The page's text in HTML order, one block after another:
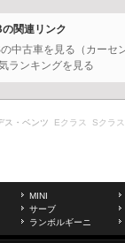
関連リンク
中古車を見る（カーセ
ランキングを見る
ス・ベンツ Eクラス Sクラス
MINI
サーブ
ランボルギーニ